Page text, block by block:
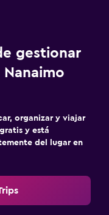
gestionar
organizar y viajar
y está
del lugar en